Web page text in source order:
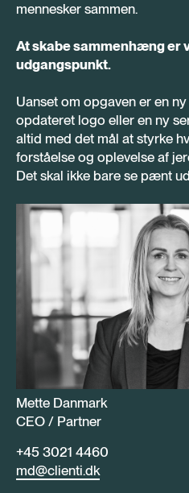
mennesker sammen.
At skabe sammenhæng er
udgangspunkt.
Uanset om opgaven er en
opdateret logo eller en ny
altid med det mål at styrke
forståelse og oplevelse af
Det skal ikke bare se pænt
Mette Danmark
CEO / Partner
+45 3021 4460
md@clienti.dk